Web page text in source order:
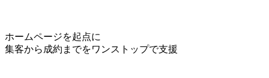
ホームページを起点に
集客から成約までをワンストップで支援